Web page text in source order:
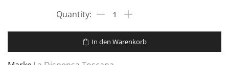
In den Warenkorb